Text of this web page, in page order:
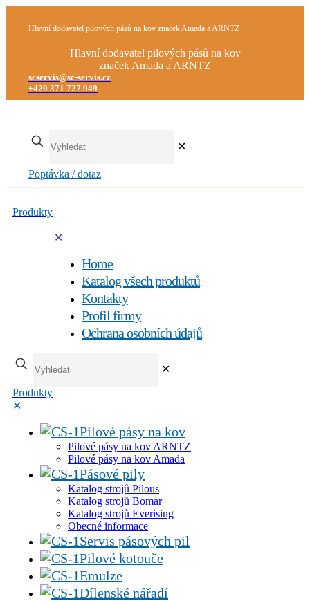
Hlavní dodavatel pilových pásů na kov značek Amada a ARNTZ
Hlavní dodavatel pilových pásů na kov
značek Amada a ARNTZ
scservis@sc-servis.cz
+420 371 727 949
✕
Poptávka / dotaz
Produkty
✕
Home
Katalog všech produktů
Kontakty
Profil firmy
Ochrana osobních údajů
✕
Produkty
✕
Pilové pásy na kov
Pilové pásy na kov ARNTZ
Pilové pásy na kov Amada
Pásové pily
Katalog strojů Pilous
Katalog strojů Bomar
Katalog strojů Everising
Obecné informace
Servis pásových pil
Pilové kotouče
Emulze
Dílenské nářadí